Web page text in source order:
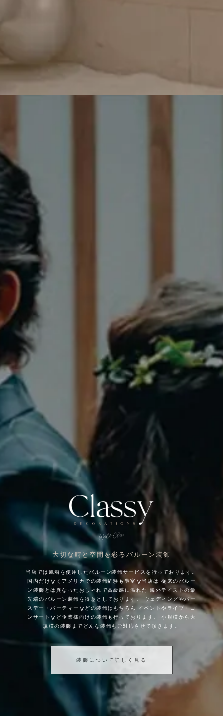
大切な時と空間を彩るバルーン装飾
当店では風船を使用したバルーン装飾サービスを行っております。
国内だけなくアメリカでの装飾経験も豊富な当店は
従来のバルー
ン装飾とは異なったおしゃれで高級感に溢れた
海外テイストの最
先端のバルーン装飾を得意としております。
ウェディングやバー
スデー・パーティーなどの装飾はもちろん
イベントやライブ・コ
ンサートなど企業様向けの装飾も行っております。
小規模から大
規模の装飾までどんな装飾もご対応させて頂きます。
装飾について詳しく見る